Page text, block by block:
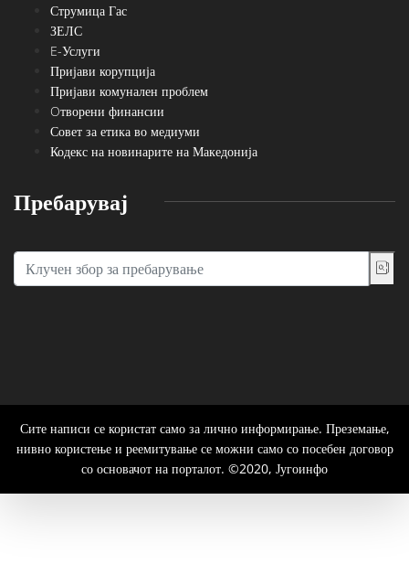
Струмица Гас
ЗЕЛС
E-Услуги
Пријави корупција
Пријави комунален проблем
Oтворени финансии
Совет за етика во медиуми
Кодекс на новинарите на Македонија
Пребарувај
Сите написи се користат само за лично информирање. Преземање,
нивно користење и реемитување се можни само со посебен договор
со основачот на порталот. ©2020, Југоинфо